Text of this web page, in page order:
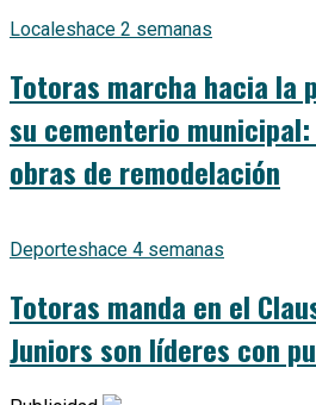
Localeshace 2 semanas
Totoras marcha hacia la
su cementerio
obras de remodelación
Deporteshace 4 semanas
Totoras manda en el
Juniors son líderes con